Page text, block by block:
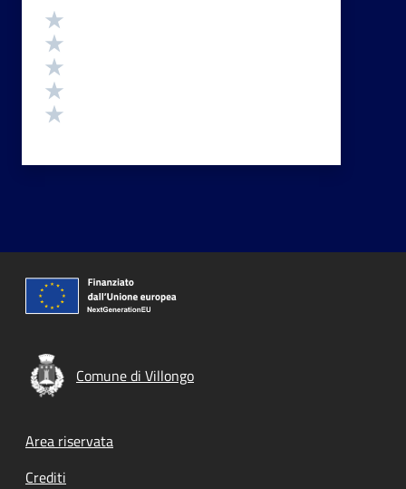
Valutazione
Comune di Villongo
Footer menu
Area riservata
Crediti